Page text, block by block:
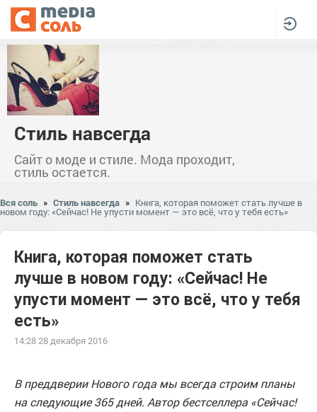
Стиль навсегда
Сайт о моде и стиле. Мода проходит,
стиль остается.
Вся соль » Стиль навсегда » Книга, которая поможет стать лучше в
новом году: «Сейчас! Не упусти момент — это всё, что у тебя есть»
Книга, которая поможет стать
лучше в новом году: «Сейчас! Не
упусти момент — это всё, что у тебя
есть»
14:28 28 декабря 2016
В преддверии Нового года мы всегда строим планы
на следующие 365 дней. Автор бестселлера «Сейчас!